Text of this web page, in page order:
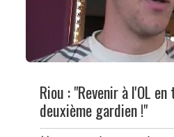
Riou : "Revenir à l'OL
deuxième gardien !"